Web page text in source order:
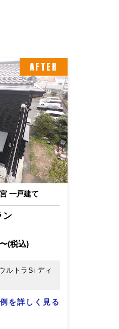
AFTER
一戸建て
ン
(税込)
ルトラSi ディ
を詳しく見る